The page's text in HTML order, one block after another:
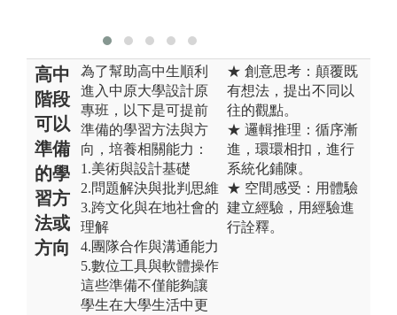
高中
階段
可以
準備
的學
習方
法或
方向
為了幫助高中生順利
進入中原大學設計原
專班，以下是可提前
準備的學習方法與方
向，培養相關能力：
1.美術與設計基礎
2.問題解決與批判思維
3.跨文化與在地社會的
理解
4.團隊合作與溝通能力
5.數位工具與軟體操作
這些準備不僅能夠讓
學生在大學生活中更
★ 創意思考：顛覆既
有想法，提出不同以
往的觀點。
★ 邏輯推理：循序漸
進，環環相扣，進行
系統化鋪陳。
★ 空間感受：用體驗
建立經驗，用經驗進
行詮釋。